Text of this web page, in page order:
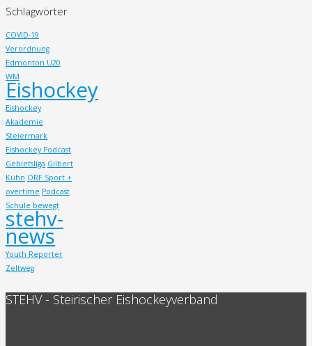
Schlagwörter
COVID-19
Verordnung
Edmonton U20
WM
Eishockey
Eishockey
Akademie
Steiermark
Eishockey Podcast
Gebietsliga Gilbert
Kühn ORF Sport +
overtime Podcast
Schule bewegt
stehv-
news
Youth Reporter
Zeltweg
STEHV - Steirischer Eishockeyverband